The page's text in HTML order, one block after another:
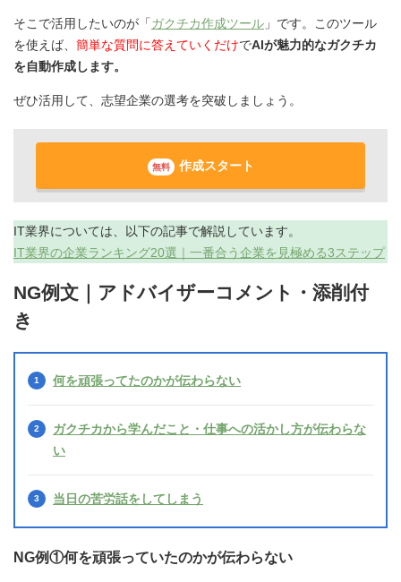
そこで活用したいのが「ガクチカ作成ツール 」です。このツール
を使えば、 簡単な質問に答えていくだけでAIが魅力的なガクチカ
を自動作成します。
ぜひ活用して、志望企業の選考を突破しましょう。
無料 作成スタート
IT業界については、以下の記事で解説しています。
IT業界の企業ランキング20選｜一番合う企業を見極める3ステップ
NG例文｜アドバイザーコメント・添削付
き
何を頑張ってたのかが伝わらない
ガクチカから学んだこと・仕事への活かし方が伝わらな
い
当日の苦労話をしてしまう
NG例①何を頑張っていたのかが伝わらない